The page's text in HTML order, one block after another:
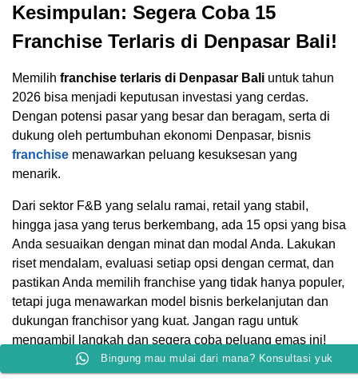
Kesimpulan: Segera Coba 15
Franchise Terlaris di Denpasar Bali!
Memilih franchise terlaris di Denpasar Bali untuk tahun
2026 bisa menjadi keputusan investasi yang cerdas.
Dengan potensi pasar yang besar dan beragam, serta di
dukung oleh pertumbuhan ekonomi Denpasar, bisnis
franchise menawarkan peluang kesuksesan yang
menarik.
Dari sektor F&B yang selalu ramai, retail yang stabil,
hingga jasa yang terus berkembang, ada 15 opsi yang bisa
Anda sesuaikan dengan minat dan modal Anda. Lakukan
riset mendalam, evaluasi setiap opsi dengan cermat, dan
pastikan Anda memilih franchise yang tidak hanya populer,
tetapi juga menawarkan model bisnis berkelanjutan dan
dukungan franchisor yang kuat. Jangan ragu untuk
mengambil langkah dan segera coba peluang emas ini!
Bingung mau mulai dari mana? Konsultasi yuk